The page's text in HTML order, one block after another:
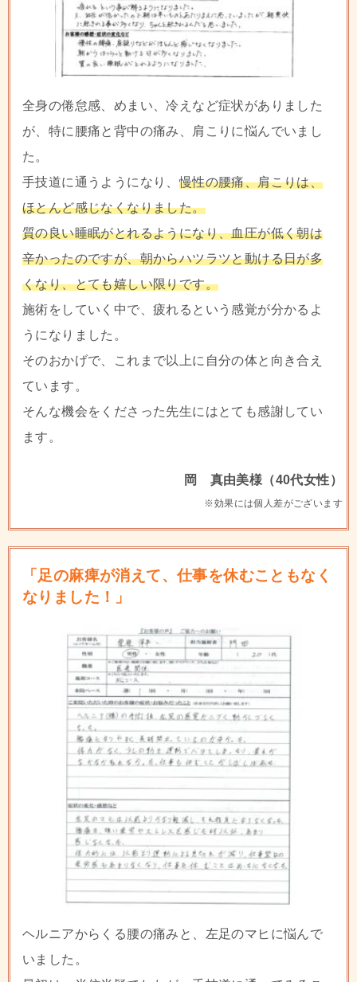
全身の倦怠感、めまい、冷えなど症状がありました
が、特に腰痛と背中の痛み、肩こりに悩んでいまし
た。
手技道に通うようになり、慢性の腰痛、肩こりは、
ほとんど感じなくなりました。
質の良い睡眠がとれるようになり、血圧が低く朝は
辛かったのですが、朝からハツラツと動ける日が多
くなり、とても嬉しい限りです。
施術をしていく中で、疲れるという感覚が分かるよ
うになりました。
そのおかげで、これまで以上に自分の体と向き合え
ています。
そんな機会をくださった先生にはとても感謝してい
ます。
岡 真由美様（40代女性）
※効果には個人差がございます
「足の麻痺が消えて、仕事を休むこともなく
なりました！」
ヘルニアからくる腰の痛みと、左足のマヒに悩んで
いました。